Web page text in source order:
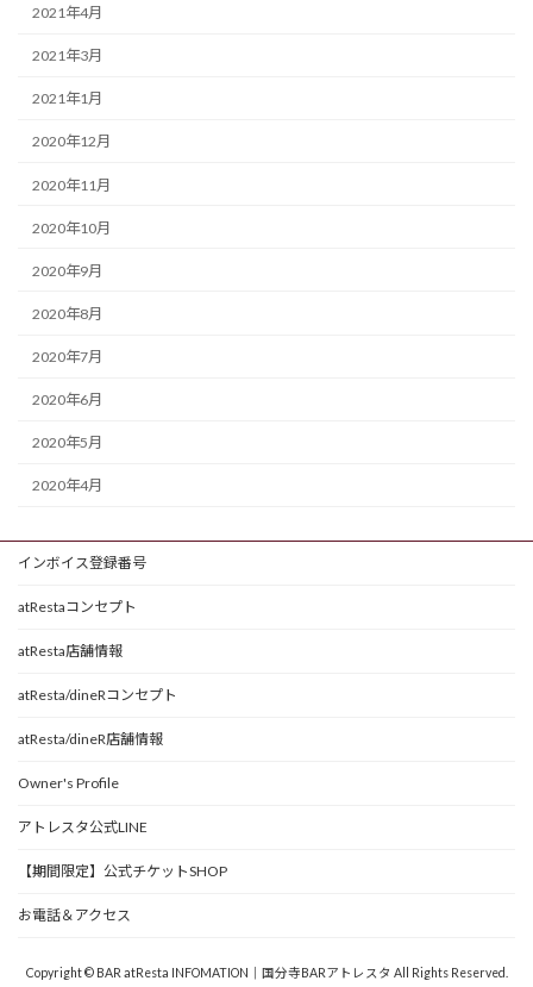
2021年4月
2021年3月
2021年1月
2020年12月
2020年11月
2020年10月
2020年9月
2020年8月
2020年7月
2020年6月
2020年5月
2020年4月
インボイス登録番号
atRestaコンセプト
atResta店舗情報
atResta/dineRコンセプト
atResta/dineR店舗情報
Owner's Profile
アトレスタ公式LINE
【期間限定】公式チケットSHOP
お電話＆アクセス
Copyright © BAR atResta INFOMATION｜国分寺BARアトレスタ All Rights Reserved.